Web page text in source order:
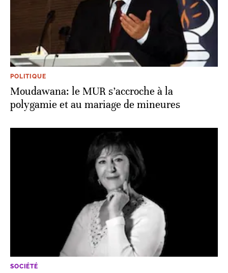
POLITIQUE
Moudawana: le MUR s’accroche à la
polygamie et au mariage de mineures
SOCIÉTÉ